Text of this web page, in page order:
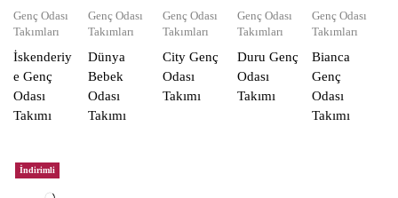
Genç Odası
Takımları
İskenderiy
e Genç
Odası
Takımı
Genç Odası
Takımları
Dünya
Bebek
Odası
Takımı
Genç Odası
Takımları
City Genç
Odası
Takımı
Genç Odası
Takımları
Duru Genç
Odası
Takımı
Genç Odası
Takımları
Bianca
Genç
Odası
Takımı
İndirimli